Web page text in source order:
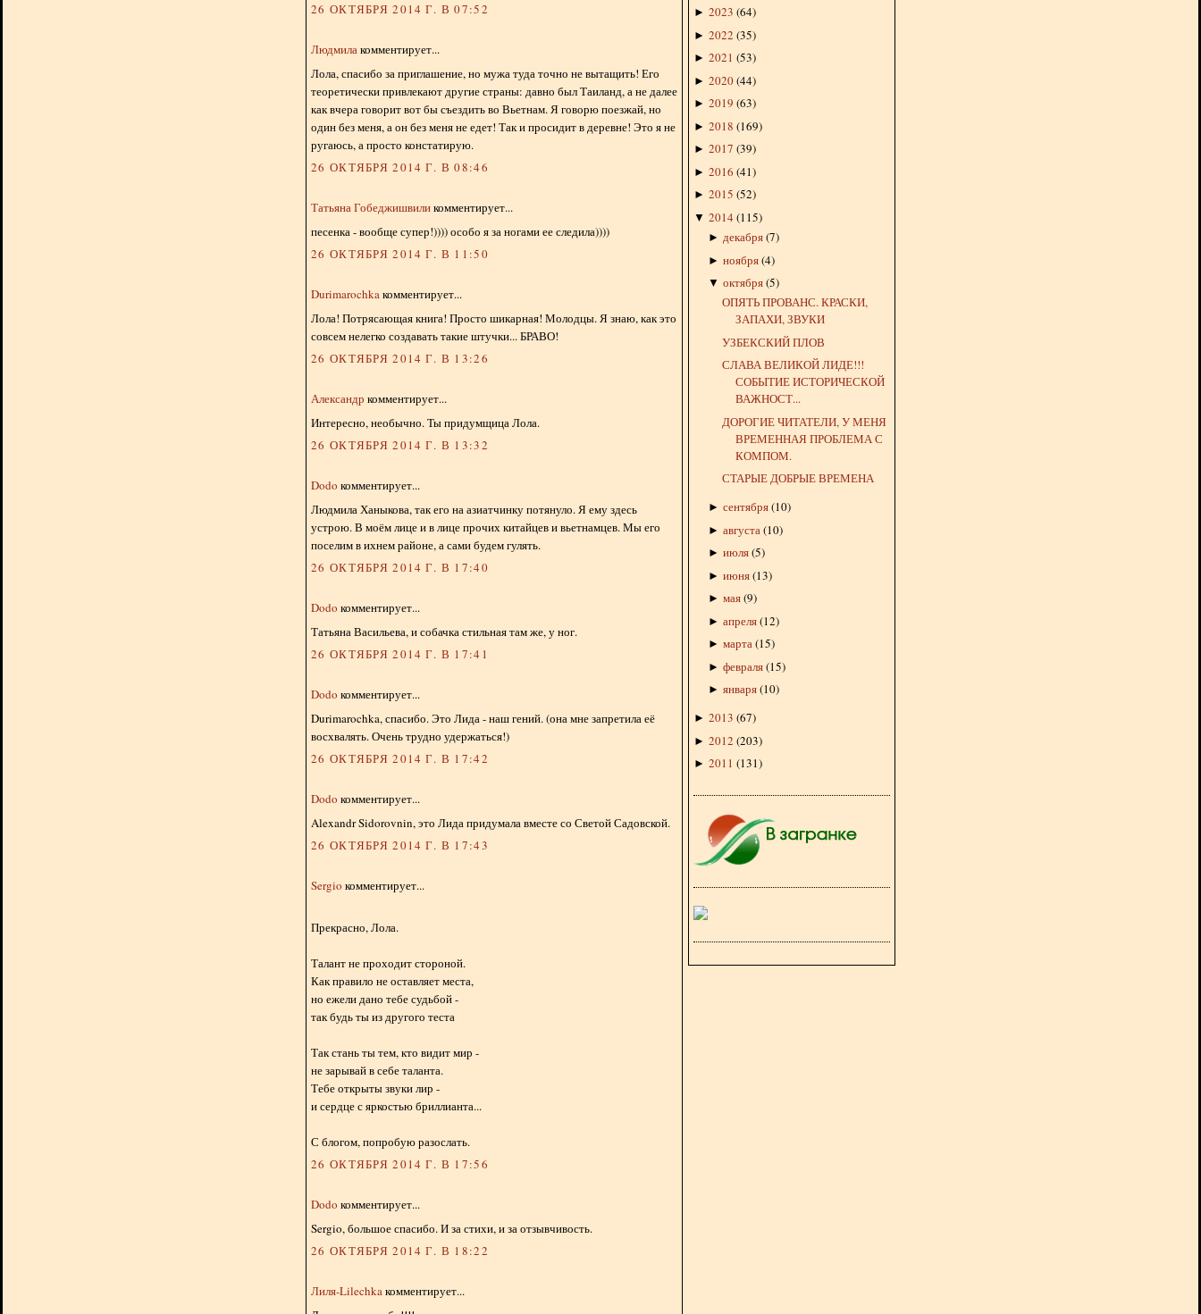
26 ОКТЯБРЯ 2014 Г. В 07:52
Людмилакомментирует...
Лола, спасибо за приглашение, но мужа туда точно не вытащить! Его
теоретически привлекают другие страны: давно был Таиланд, а не далее
как вчера говорит вот бы съездить во Вьетнам. Я говорю поезжай, но
один без меня, а он без меня не едет! Так и просидит в деревне! Это я не
ругаюсь, а просто констатирую.
26 ОКТЯБРЯ 2014 Г. В 08:46
Татьяна Гобеджишвиликомментирует...
песенка - вообще супер!)))) особо я за ногами ее следила))))
26 ОКТЯБРЯ 2014 Г. В 11:50
Durimarochkaкомментирует...
Лола! Потрясающая книга! Просто шикарная! Молодцы. Я знаю, как это
совсем нелегко создавать такие штучки... БРАВО!
26 ОКТЯБРЯ 2014 Г. В 13:26
Александр комментирует...
Интересно, необычно. Ты придумщица Лола.
26 ОКТЯБРЯ 2014 Г. В 13:32
Dodo комментирует...
Людмила Ханыкова, так его на азиатчинку потянуло. Я ему здесь
устрою. В моём лице и в лице прочих китайцев и вьетнамцев. Мы его
поселим в ихнем районе, а сами будем гулять.
26 ОКТЯБРЯ 2014 Г. В 17:40
Dodo комментирует...
Татьяна Васильева, и собачка стильная там же, у ног.
26 ОКТЯБРЯ 2014 Г. В 17:41
Dodo комментирует...
Durimarochka, спасибо. Это Лида - наш гений. (она мне запретила её
восхвалять. Очень трудно удержаться!)
26 ОКТЯБРЯ 2014 Г. В 17:42
Dodo комментирует...
Alexandr Sidorovnin, это Лида придумала вместе со Светой Садовской.
26 ОКТЯБРЯ 2014 Г. В 17:43
Sergio комментирует...
Прекрасно, Лола.
Талант не проходит стороной.
Как правило не оставляет места,
но ежели дано тебе судьбой -
так будь ты из другого теста
Так стань ты тем, кто видит мир -
не зарывай в себе таланта.
Тебе открыты звуки лир -
и сердце с яркостью бриллианта...
С блогом, попробую разослать.
26 ОКТЯБРЯ 2014 Г. В 17:56
Dodo комментирует...
Sergio, большое спасибо. И за стихи, и за отзывчивость.
26 ОКТЯБРЯ 2014 Г. В 18:22
Лиля-Lilechkaкомментирует...
► 2023 (64)
► 2022 (35)
► 2021 (53)
► 2020(44)
► 2019 (63)
► 2018 (169)
► 2017 (39)
► 2016 (41)
► 2015 (52)
▼ 2014 (115)
► декабря(7)
► ноября(4)
▼ октября(5)
ОПЯТЬ ПРОВАНС. КРАСКИ,
ЗАПАХИ, ЗВУКИ
УЗБЕКСКИЙ ПЛОВ
СЛАВА ВЕЛИКОЙ ЛИДЕ!!!
СОБЫТИЕ ИСТОРИЧЕСКОЙ
ВАЖНОСТ...
ДОРОГИЕ ЧИТАТЕЛИ, У МЕНЯ
ВРЕМЕННАЯ ПРОБЛЕМА С
КОМПОМ.
СТАРЫЕ ДОБРЫЕ ВРЕМЕНА
► сентября(10)
► августа(10)
► июля(5)
► июня(13)
► мая(9)
► апреля(12)
► марта(15)
► февраля(15)
► января(10)
► 2013 (67)
► 2012 (203)
► 2011 (131)